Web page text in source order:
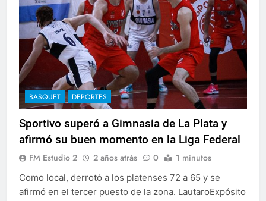
BASQUET DEPORTES
Sportivo superó a Gimnasia de La Plata y
afirmó su buen momento en la Liga Federal
FM Estudio 2 2 años atrás 0 1 minutos
Como local, derrotó a los platenses 72 a 65 y se
afirmó en el tercer puesto de la zona. LautaroExpósito